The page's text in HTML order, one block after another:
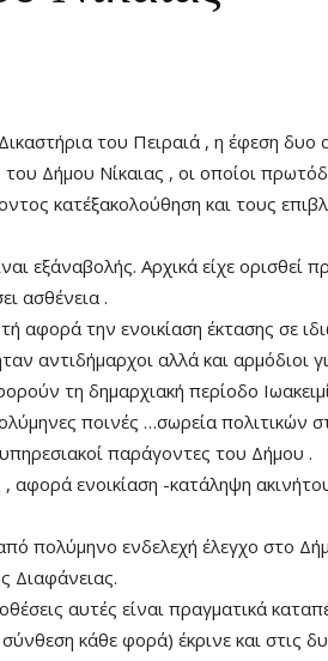
του Πειραιά , η έφεση δυο
Δήμου Νίκαιας , οι οποίοι
κατ΄εξακολούθηση και τους
εξ΄αναβολής. Αρχικά είχε ορισθεί
ασθένεια .
αφορά την ενοικίαση έκτασης σε
αντιδήμαρχοι αλλά και αρμόδιοι
τη δημαρχιακή περίοδο
ποινές …σωρεία πολιτικών
παράγοντες του Δήμου .
ενοικίαση -κατάληψη
πολύμηνο ενδελεχή έλεγχο στο
Διαφάνειας.
αυτές είναι πραγματικά
κάθε φορά) έκρινε και στις